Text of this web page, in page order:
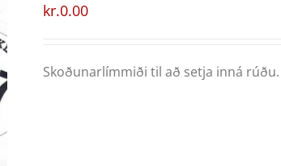
kr.0.00
Skoðunarlímmiði til að setja inná